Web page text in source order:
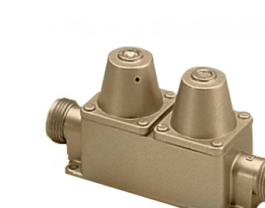
Stations électriques portables
Accessoires batteries
Chargeurs de batteries
Séparateurs de batteries
Gamme VICTRON ENERGY
Piles à combustible
Groupes Electrogènes
Convertisseurs 12V - 230V
Transformateurs 230V - 12V
Ampoules et tubes fluo
Ampoules à LEDS
Eclairages intérieur
Eclairages extérieur
Eclairage portatif et piles
Ventes Flash
Reconditionnés
Nos Véhicules en concession
Le Magasin
Concession & Véhicules
Nos véhicules Neufs
Nos véhicules Occasions
Le magasin